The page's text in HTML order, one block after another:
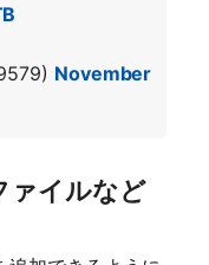
November
ァイルなど